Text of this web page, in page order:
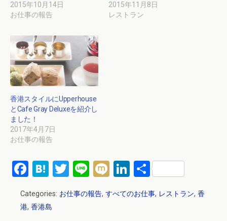
2015年10月14日
お仕事の報告
2015年11月8日
レストラン
香港スタイルにUpperhouse
とCafe Gray Deluxeを紹介し
ました！
2017年4月7日
お仕事の報告
F
ce
H
e
T
wi
tt
Li
n
e
M Li
ke
共
有
Categories: お仕事の報告, すべてのお仕事, レストラン, 香
港, 香港島